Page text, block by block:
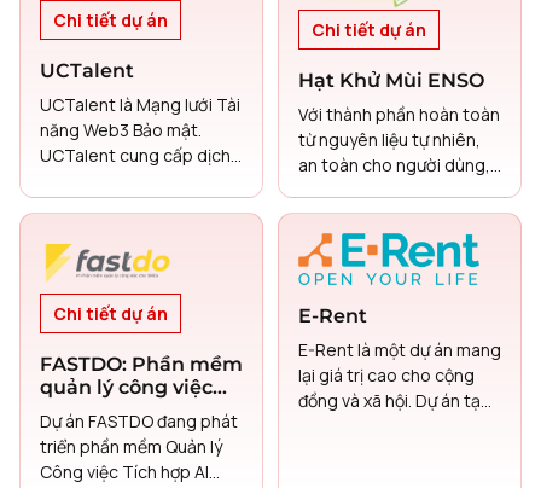
liệu rắn.
Chi tiết dự án
UCTalent
UCTalent là Mạng lưới Tài
năng Web3 Bảo mật.
UCTalent cung cấp dịch
bí mật trên chuỗi, kết nối
trong lĩnh vực blockchain
và Web3 thông qua một
mạng lưới đáng tin cậy,
dựa trên phần thưởng và
Đại lý AI nghề nghiệp giúp
tài năng phát triển sự
nghiệp một cách suôn sẻ
và an toàn.
Chi tiết dự án
Hạt Khử Mùi ENSO
Với thành phần hoàn toàn
từ nguyên liệu tự nhiên,
an toàn cho người dùng,
có thể sử dụng lâu dài.
Chi tiết dự án
FASTDO: Phần mềm
quản lý công việc
tích hợp với công
nghệ AI (trí tuệ
nhân tạo)
Dự án FASTDO đang phát
triển phần mềm Quản lý
Công việc Tích hợp AI
E-Rent
E-Rent là một dự án mang
lại giá trị cao cho cộng
đồng và xã hội. Dự án tạo